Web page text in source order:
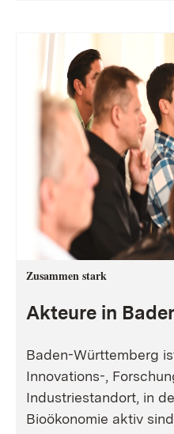
Zusammen stark
Akteure in
Baden-Württemberg
Innovations-,
Industriestandort, in
Bioökonomie aktiv